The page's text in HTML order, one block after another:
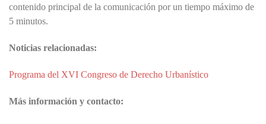
contenido principal de la comunicación por un tiempo máximo de
5 minutos.
Noticias relacionadas:
Programa del XVI Congreso de Derecho Urbanístico
Más información y contacto: